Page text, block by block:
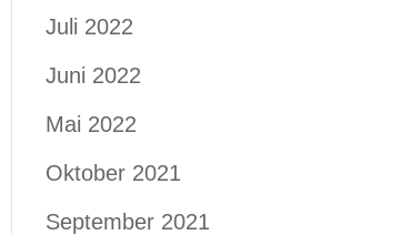
Juli 2022
Juni 2022
Mai 2022
Oktober 2021
September 2021